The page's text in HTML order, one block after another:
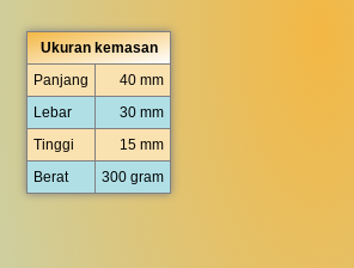
Ukuran kemasan
Panjang
40 mm
Lebar
30 mm
Tinggi
15 mm
Berat
300 gram